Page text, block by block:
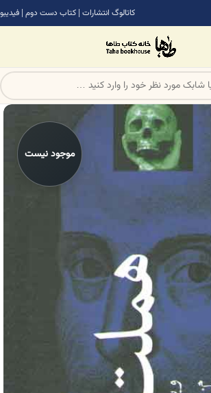
کاتالوگ انتشارات | کتاب دست دوم | فیدیبو
موجود نیست